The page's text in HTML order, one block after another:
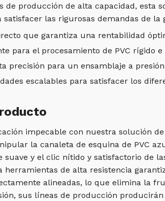
de producción de alta capacidad,
satisfacer las rigurosas demandas de la
que garantiza una rentabilidad
para el procesamiento de PVC rígido
precisión para un ensamblaje a
escalables para satisfacer los
impecable con nuestra solución
la canaleta de esquina de PVC
y el clic nítido y satisfactorio de
herramientas de alta resistencia
alineadas, lo que elimina la
sus líneas de producción